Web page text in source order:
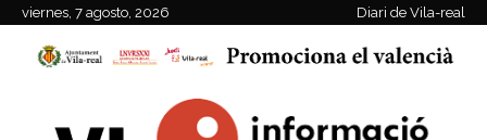
viernes, 7 agosto, 2026 Diari de Vila-real